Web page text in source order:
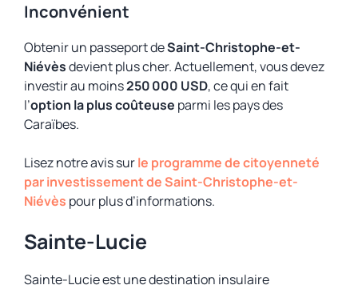
Inconvénient
Obtenir un passeport deSaint-Christophe-et-
Niévèsdevient plus cher. Actuellement, vous devez
investir au moins250 000 USD, ce qui en fait
l’option la plus coûteuse parmi les pays des
Caraïbes.
Lisez notre avis surle programme de citoyenneté
par investissement de Saint-Christophe-et-
Niévès pour plus d’informations.
Sainte-Lucie
Sainte-Lucie est une destination insulaire